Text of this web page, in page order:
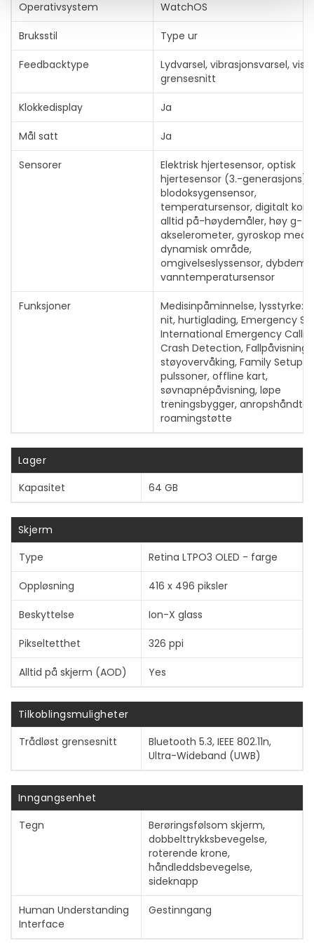
Vis mer
Operativsystem WatchOS
Bruksstil Type ur
Feedbacktype
Lydvarsel, vibrasjonsvarsel,
grensesnitt
Klokkedisplay Ja
Mål satt Ja
Sensorer
Elektrisk hjertesensor, optisk
hjertesensor (3.-generasjons),
blodoksygensensor,
temperatursensor, digitalt
alltid på-høydemåler, høy g-
akselerometer, gyroskop med
dynamisk område,
omgivelseslyssensor,
vanntemperatursensor
Funksjoner
Medisinpåminnelse, lysstyrke:
nit, hurtiglading, Emergency
International Emergency
Crash Detection, Fallpåvisning,
støyovervåking, Family Setup-
pulssoner, offline kart,
søvnapnépåvisning, løpe
treningsbygger,
roamingstøtte
Lager
Kapasitet
64 GB
Skjerm
Type
Retina LTPO3 OLED - farge
Oppløsning 416 x 496 piksler
Beskyttelse Ion-X glass
Pikseltetthet 326 ppi
Alltid på skjerm (AOD) Yes
Tilkoblingsmuligheter
Trådløst grensesnitt
Bluetooth 5.3, IEEE 802.11n,
Ultra-Wideband (UWB)
Inngangsenhet
Tegn
Berøringsfølsom skjerm,
dobbelttrykksbevegelse,
roterende krone,
håndleddsbevegelse,
sideknapp
Human Understanding
Interface
Gestinngang